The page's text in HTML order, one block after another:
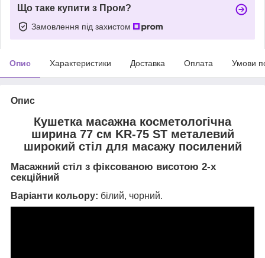
Що таке купити з Пром?
Замовлення під захистом
Опис Характеристики Доставка Оплата Умови
Опис
Кушетка масажна косметологічна
ширина 77 см KR-75 ST металевий
широкий стіл для масажу посилений
Масажний стіл з фіксованою висотою 2-х
секційний
Варіанти кольору: білий, чорний.